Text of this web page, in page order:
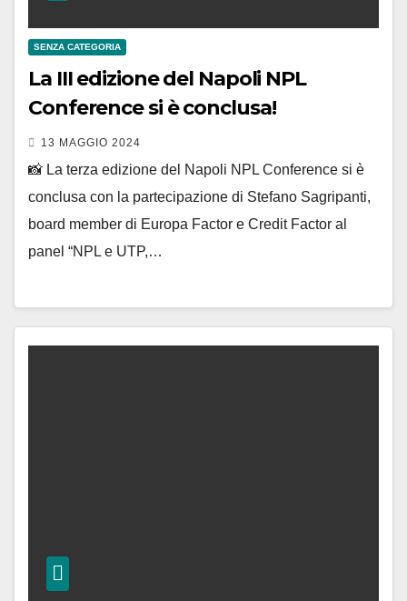
SENZA CATEGORIA
La III edizione del Napoli NPL
Conference si è conclusa!
13 MAGGIO 2024
📸 La terza edizione del Napoli NPL Conference si è
conclusa con la partecipazione di Stefano Sagripanti,
board member di Europa Factor e Credit Factor al
panel “NPL e UTP,…